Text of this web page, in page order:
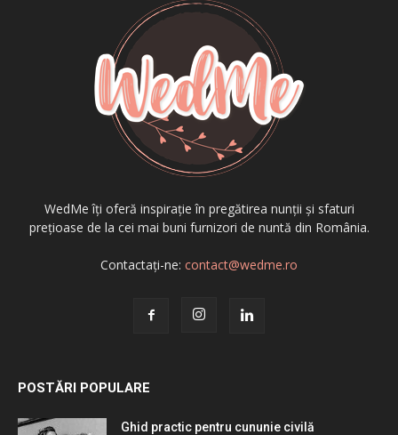
WedMe îți oferă inspirație în pregătirea nunții și sfaturi
prețioase de la cei mai buni furnizori de nuntă din România.
Contactați-ne: contact@wedme.ro
POSTĂRI POPULARE
Ghid practic pentru cununie civilă